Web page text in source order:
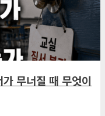
무너질 때 무엇이